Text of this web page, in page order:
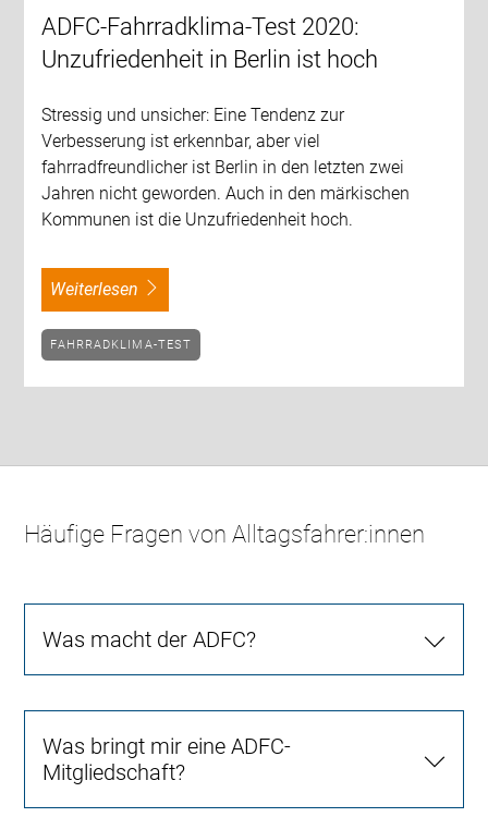
ADFC-Fahrradklima-Test 2020:
Unzufriedenheit in Berlin ist hoch
Stressig und unsicher: Eine Tendenz zur
Verbesserung ist erkennbar, aber viel
fahrradfreundlicher ist Berlin in den letzten zwei
Jahren nicht geworden. Auch in den märkischen
Kommunen ist die Unzufriedenheit hoch.
weiterlesen
FAHRRADKLIMA-TEST
Häufige Fragen von Alltagsfahrer:innen
Was macht der ADFC?
Was bringt mir eine ADFC-
Mitgliedschaft?